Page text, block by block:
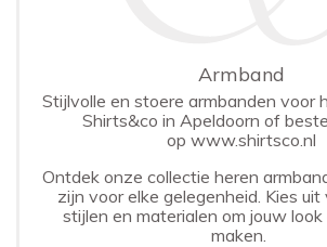
Armband
Stijlvolle en stoere armbanden voor
Shirts&co in Apeldoorn of
op www.shirtsco.nl
Ontdek onze collectie heren
zijn voor elke gelegenheid. Kies uit
stijlen en materialen om jouw
maken.